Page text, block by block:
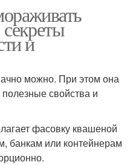
и
можно. При этом она
полезные свойства и
фасовку квашеной
банкам или контейнерам